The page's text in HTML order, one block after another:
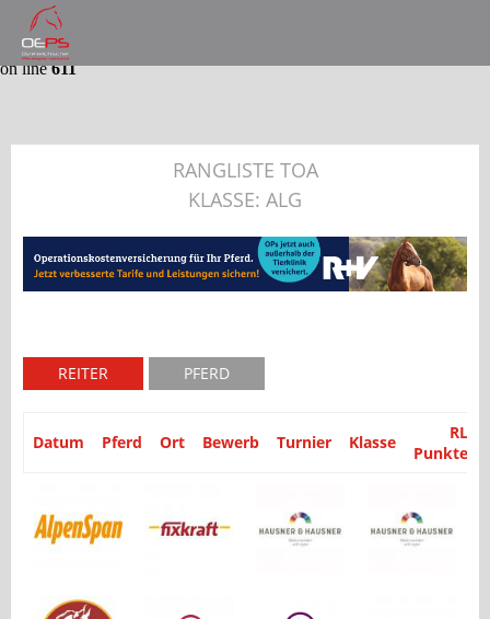
Notice : Trying to get property 'partyid' of non-object in
/var/www/website/module/Application/src/Application/
on line611
RANGLISTE TOA
KLASSE: ALG
REITER PFERD
Datum Pferd Ort Bewerb Turnier Klasse
RL
Punkte